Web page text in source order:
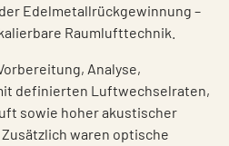
Edelmetallrückgewinnung –
Raumlufttechnik.
Analyse,
definierten Luftwechselraten,
sowie hoher akustischer
waren optische